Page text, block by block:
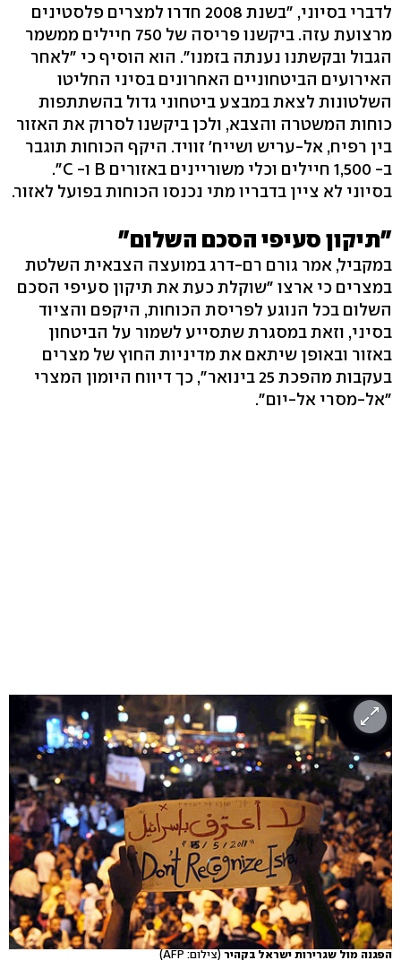
לדברי בסיוני, "בשנת 2008 חדרו למצרים פלסטינים
מרצועת עזה. ביקשנו פריסה של 750 חיילים ממשמר
הגבול ובקשתנו נענתה בזמנו". הוא הוסיף כי "לאחר
האירועים הביטחוניים האחרונים בסיני החליטו
השלטונות לצאת במבצע ביטחוני גדול בהשתתפות
כוחות המשטרה והצבא, ולכן ביקשנו לסרוק את האזור
בין רפיח, אל-עריש ושייח' זוויד. היקף הכוחות תוגבר
ב- 1,500 חיילים וכלי משוריינים באזורים B ו- C".
בסיוני לא ציין בדבריו מתי נכנסו הכוחות בפועל לאזור.
"תיקון סעיפי הסכם השלום"
במקביל, אמר גורם רם-דרג במועצה הצבאית השלטת
במצרים כי ארצו "שוקלת כעת את תיקון סעיפי הסכם
השלום בכל הנוגע לפריסת הכוחות, היקפם והציוד
בסיני, וזאת במסגרת שתסייע לשמור על הביטחון
באזור ובאופן שיתאם את מדיניות החוץ של מצרים
בעקבות מהפכת 25 בינואר", כך דיווח היומון המצרי
"אל-מסרי אל-יום".
הפגנה מול שגרירות ישראל בקהיר (צילום: AFP)